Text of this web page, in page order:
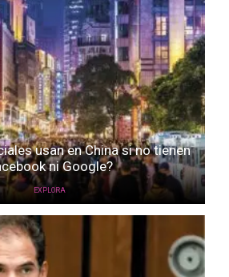
usan en China si no tienen
ni Google?
EXPLORA